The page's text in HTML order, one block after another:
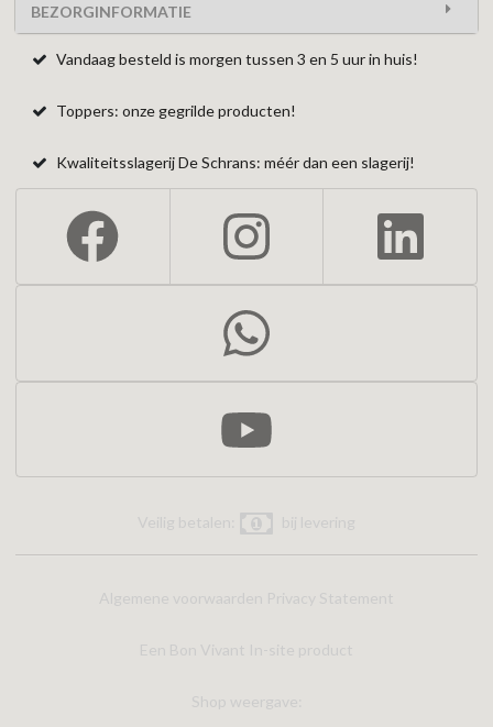
BEZORGINFORMATIE
Vandaag besteld is morgen tussen 3 en 5 uur in huis!
Toppers: onze gegrilde producten!
Kwaliteitsslagerij De Schrans: méér dan een slagerij!